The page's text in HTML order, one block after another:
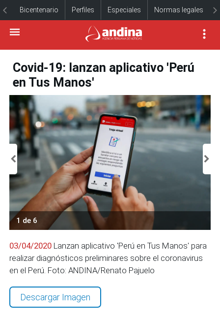
Bicentenario Perfiles Especiales Normas legales
Covid-19: lanzan aplicativo 'Perú
en Tus Manos'
1 de 6
03/04/2020 Lanzan aplicativo 'Perú en Tus Manos' para
realizar diagnósticos preliminares sobre el coronavirus
en el Perú. Foto: ANDINA/Renato Pajuelo
Descargar Imagen